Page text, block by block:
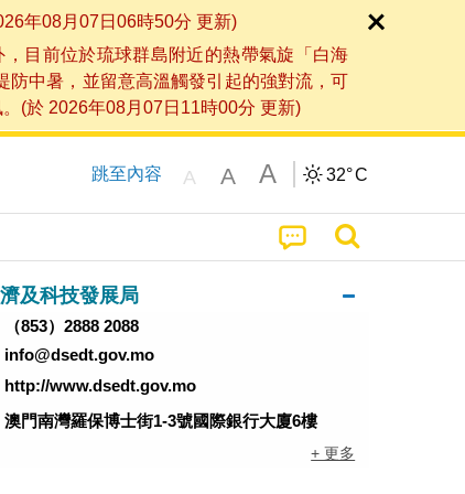
年08月07日06時50分 更新)
目前位於琉球群島附近的熱帶氣旋「白海
中暑，並留意高溫觸發引起的強對流，可
(於 2026年08月07日11時00分 更新)
跳至內容 A A A 32°C
及科技發展局
（853）2888 2088
info@dsedt.gov.mo
http://www.dsedt.gov.mo
澳門南灣羅保博士街1-3號國際銀行大廈6樓
+ 更多